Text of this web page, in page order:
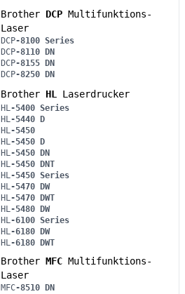
Brother DCP Multifunktions-
Laser
DCP-8100 Series
DCP-8110 DN
DCP-8155 DN
DCP-8250 DN
Brother HL Laserdrucker
HL -5400 Series
HL -5440 D
HL -5450
HL -5450 D
HL -5450 DN
HL -5450 DNT
HL -5450 Series
HL -5470 DW
HL -5470 DWT
HL -5480 DW
HL -6100 Series
HL -6180 DW
HL -6180 DWT
Brother MFC Multifunktions-
Laser
MFC-8510 DN